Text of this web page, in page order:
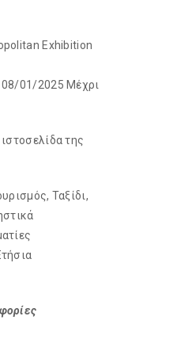
Exhibition
01/2025 Μέχρι
της
Ταξίδι,